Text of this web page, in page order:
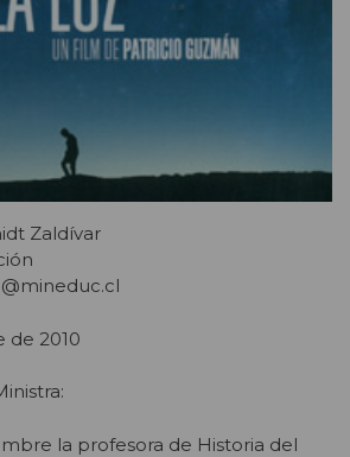
Zaldívar
de 2010
la profesora de Historia del